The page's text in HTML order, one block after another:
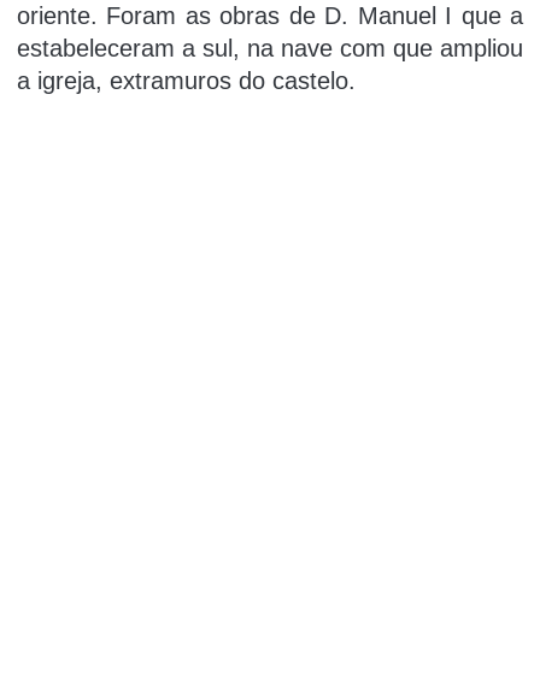
oriente. Foram as obras de D. Manuel I que a
estabeleceram a sul, na nave com que ampliou
a igreja, extramuros do castelo.